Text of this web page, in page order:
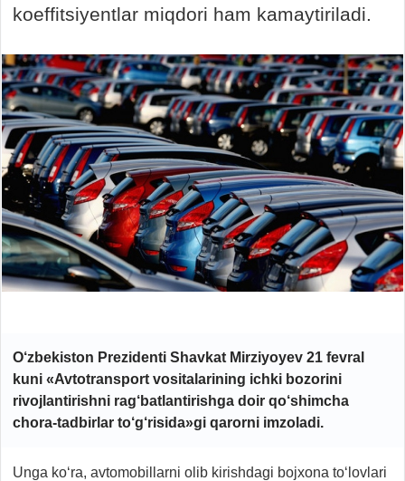
koeffitsiyentlar miqdori ham kamaytiriladi.
O‘zbekiston Prezidenti Shavkat Mirziyoyev 21 fevral
kuni «Avtotransport vositalarining ichki bozorini
rivojlantirishni rag‘batlantirishga doir qo‘shimcha
chora-tadbirlar to‘g‘risida»gi qarorni imzoladi.
Unga ko‘ra, avtomobillarni olib kirishdagi bojxona to‘lovlari